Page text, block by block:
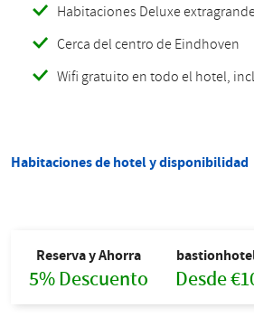
Habitaciones Deluxe
Cerca del centro de Eindhoven
Wifi gratuito en todo el hotel,
Habitaciones de hotel y disponibilidad
Reserva y Ahorra
5% Descuento Desde